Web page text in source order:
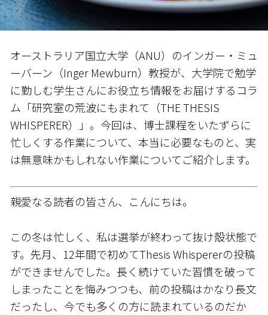
オーストラリア国立大学（ANU）のインガー・ミュ
ーバーン（Inger Mewburn）教授が、大学院で勉学
に勤しむ学生さんにお役立ち情報をお届けするコラ
ム「研究室の荒波にもまれて（THE THESIS
WHISPERER）」。今回は、博士課程をいたずらに
忙しくする作業について、本当に必要なものと、実
は無意味かもしれない作業についてご紹介します。
親愛なる読者の皆さん、こんにちは。
この冬は忙しく、私は選挙が終わって抜け殻状態で
す。先月、12年間で初めてThesis Whispererの投稿
ができませんでした。長く続けていた習慣を破って
しまったことを悔みつつも、前の投稿はかなり長文
だったし、今でも多くの方に読まれているのだか